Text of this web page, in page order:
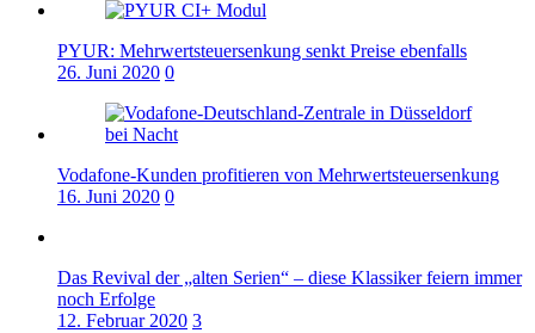
PYUR: Mehrwertsteuersenkung senkt Preise ebenfalls
26. Juni 2020 0
Vodafone-Kunden profitieren von Mehrwertsteuersenkung
16. Juni 2020 0
Das Revival der „alten Serien“ – diese Klassiker feiern immer
noch Erfolge
12. Februar 2020 3